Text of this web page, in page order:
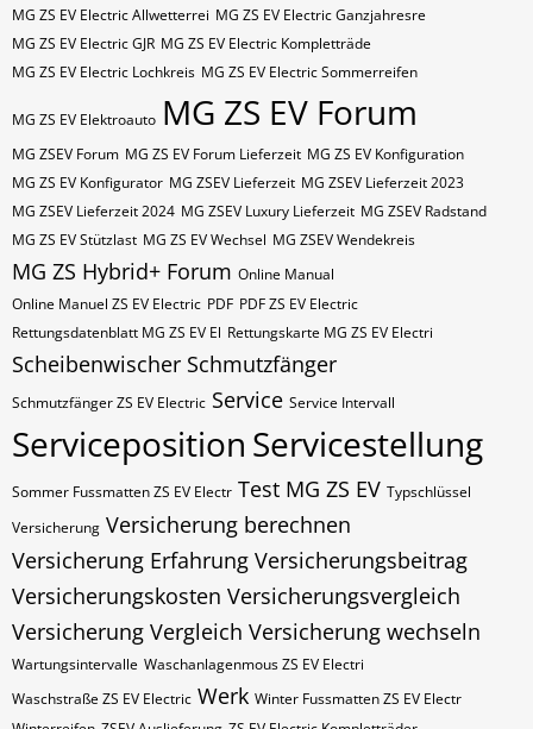
MG ZS EV Electric Allwetterrei MG ZS EV Electric Ganzjahresre
MG ZS EV Electric GJR MG ZS EV Electric Kompletträde
MG ZS EV Electric Lochkreis MG ZS EV Electric Sommerreifen
MG ZS EV Elektroauto MG ZS EV Forum
MG ZSEV Forum MG ZS EV Forum Lieferzeit MG ZS EV Konfiguration
MG ZS EV Konfigurator MG ZSEV Lieferzeit MG ZSEV Lieferzeit 2023
MG ZSEV Lieferzeit 2024 MG ZSEV Luxury Lieferzeit MG ZSEV Radstand
MG ZS EV Stützlast MG ZS EV Wechsel MG ZSEV Wendekreis
MG ZS Hybrid+ Forum Online Manual
Online Manuel ZS EV Electric PDF PDF ZS EV Electric
Rettungsdatenblatt MG ZS EV El Rettungskarte MG ZS EV Electri
Scheibenwischer Schmutzfänger
Schmutzfänger ZS EV Electric Service Service Intervall
Serviceposition Servicestellung
Sommer Fussmatten ZS EV Electr Test MG ZS EV Typschlüssel
Versicherung Versicherung berechnen
Versicherung Erfahrung Versicherungsbeitrag
Versicherungskosten Versicherungsvergleich
Versicherung Vergleich Versicherung wechseln
Wartungsintervalle Waschanlagenmous ZS EV Electri
Waschstraße ZS EV Electric Werk Winter Fussmatten ZS EV Electr